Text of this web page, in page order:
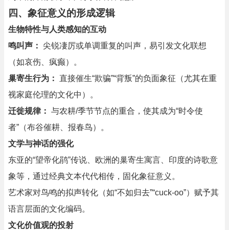
四、象征意义的形成逻辑
生物特性与人类感知的互动
鸣叫声：
尖锐凄厉或单调重复的叫声，易引发文化联想
（如哀伤、疯癫）。
巢寄生行为： 直接催生“欺骗”“背叛”的负面象征（尤其在重
视家庭伦理的文化中）。
迁徙规律： 与农耕/季节节点的重合，使其成为“时令使
者”（布谷催耕、报春鸟）。
文学与神话的强化
东亚的“望帝化鹃”传说、欧洲的巢寄生寓言、印度的诗歌意
象等，通过经典文本代代相传，固化象征意义。
艺术家对鸟鸣的拟声转化（如“不如归去”“cuck-oo”）赋予其
语言层面的文化编码。
文化价值观的投射